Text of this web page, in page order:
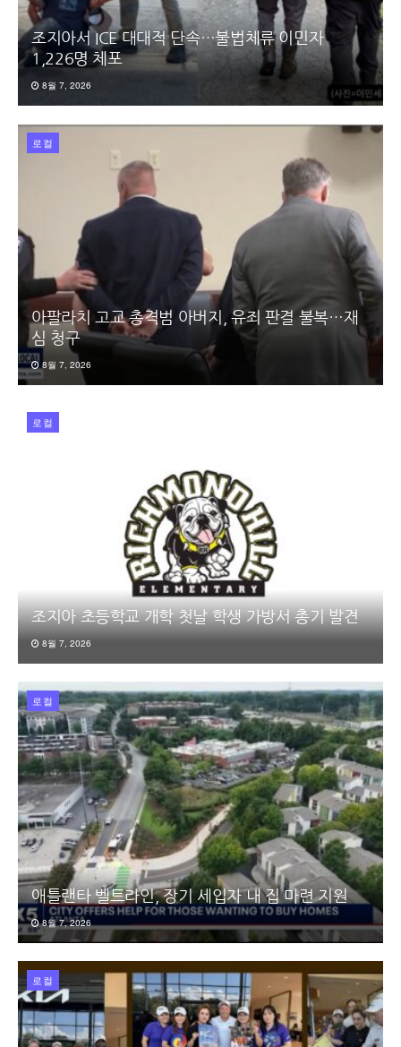
조지아서 ICE 대대적 단속…불법체류 이민자
1,226명 체포
8월 7, 2026
로컬
아팔라치 고교 총격범 아버지, 유죄 판결 불복…재
심 청구
8월 7, 2026
로컬
조지아 초등학교 개학 첫날 학생 가방서 총기 발견
8월 7, 2026
로컬
애틀랜타 벨트라인, 장기 세입자 내 집 마련 지원
8월 7, 2026
로컬